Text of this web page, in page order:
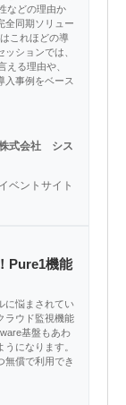
などの理由か
全同期ソリュー
これほどの導
ションでは、
える理由や、
入事例をベース
株式会社 シス
ベントサイト
Pure1機能
に悩まされてい
ラウド監視機能
基盤もあわ
になります。
無償で利用でき